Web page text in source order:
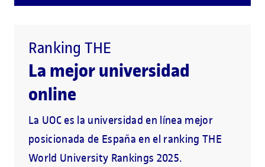
Ranking THE
La mejor universidad
online
La UOC es la universidad en línea mejor
posicionada de España en el ranking THE
World University Rankings 2025.